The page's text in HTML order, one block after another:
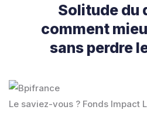
Solitude du
comment
sans perdre
Le saviez-vous ? Fonds Impact